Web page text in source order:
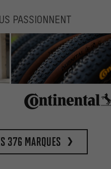
PASSIONNENT
376 marques